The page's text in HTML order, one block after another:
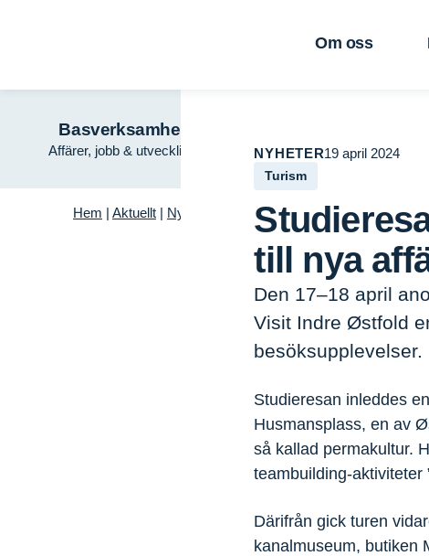
Om oss
Basverksamhet
Affärer, jobb & utveckling Trä – framtidens
Hem | Aktuellt | Nyheter Studieresa inom lokal mat för
NYHETER19 april 2024
Turism
till nya
Den 17–18 april
Visit Indre Østfold
besöksupplevelser.
Studieresan inleddes
Husmansplass, en av
så kallad permakultur.
teambuilding-aktiviteter
Därifrån gick turen
kanalmuseum, butiken